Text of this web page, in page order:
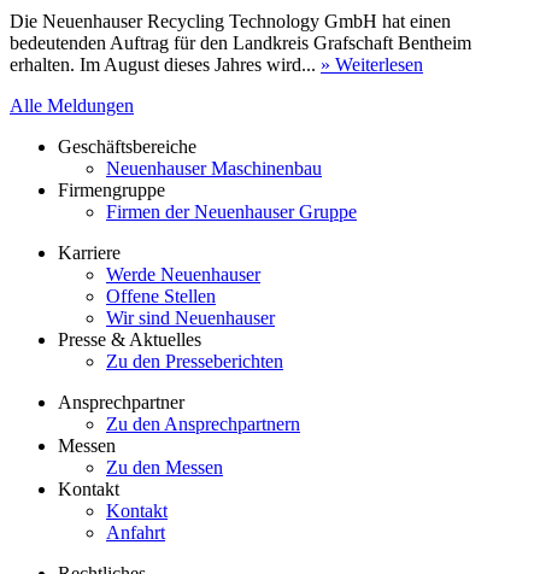
Die Neuenhauser Recycling Technology GmbH hat einen
bedeutenden Auftrag für den Landkreis Grafschaft Bentheim
erhalten. Im August dieses Jahres wird... » Weiterlesen
Alle Meldungen
Geschäftsbereiche
Neuenhauser Maschinenbau
Firmengruppe
Firmen der Neuenhauser Gruppe
Karriere
Werde Neuenhauser
Offene Stellen
Wir sind Neuenhauser
Presse & Aktuelles
Zu den Presseberichten
Ansprechpartner
Zu den Ansprechpartnern
Messen
Zu den Messen
Kontakt
Kontakt
Anfahrt